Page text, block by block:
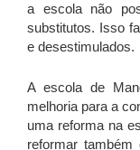
a escola não
substitutos. Isso
e desestimulados.
A escola de
melhoria para a
uma reforma na
reformar